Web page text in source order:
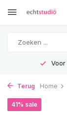
Voor
Terug Home
41% sale